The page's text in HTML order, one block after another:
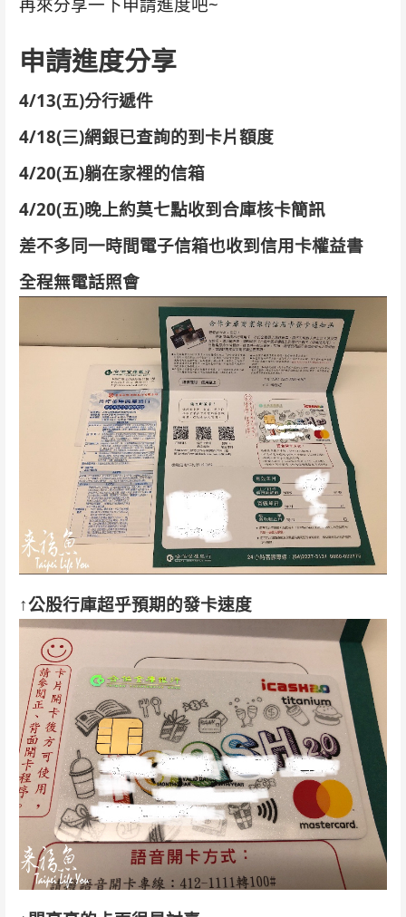
申請進度分享
4/13(五)分行遞件
4/18(三)網銀已查詢的到卡片額度
4/20(五)躺在家裡的信箱
4/20(五)晚上約莫七點收到合庫核卡簡訊
差不多同一時間電子信箱也收到信用卡權益書
全程無電話照會
↑公股行庫超乎預期的發卡速度